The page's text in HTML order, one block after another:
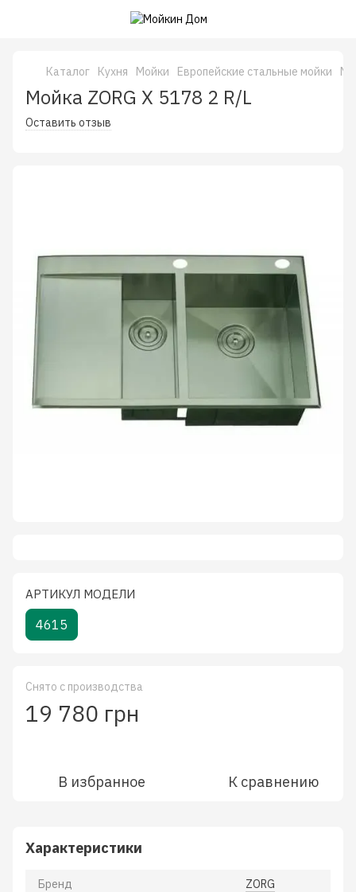
Каталог Кухня Мойки Европейские стальные мойки
Мойка ZORG X 5178 2 R/L
Оставить отзыв
АРТИКУЛ МОДЕЛИ
4615
Снято с производства
19 780 грн
В избранное К сравнению
Характеристики
Бренд ZORG